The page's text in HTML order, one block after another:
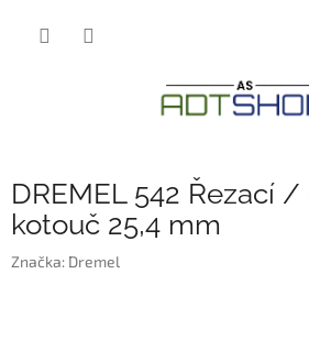
DREMEL 542 Řezací
kotouč 25,4 mm
Značka: Dremel